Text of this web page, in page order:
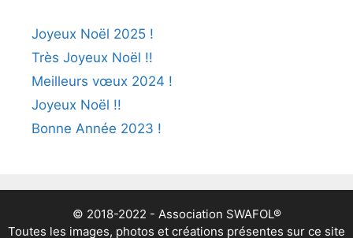
Joyeux Noël 2025 !
Très Joyeux Noël !!
Meilleurs vœux 2024 !
Joyeux Noël !!
Bonne Année 2023 !
© 2018-2022 - Association SWAFOL®
Toutes les images, photos et créations présentes sur ce site